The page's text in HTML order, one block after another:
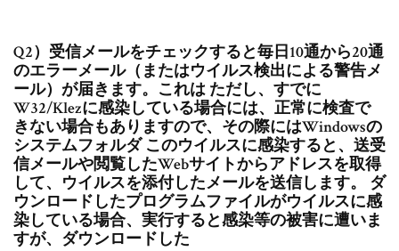
Q2）受信メールをチェックすると毎日10通から20通
のエラーメール（またはウイルス検出による警告メ
ール）が届きます。これは ただし、すでに
W32/Klezに感染している場合には、正常に検査で
きない場合もありますので、その際にはWindowsの
システムフォルダ このウイルスに感染すると、送受
信メールや閲覧したWebサイトからアドレスを取得
して、ウイルスを添付したメールを送信します。 ダ
ウンロードしたプログラムファイルがウイルスに感
染している場合、実行すると感染等の被害に遭いま
すが、ダウンロードした